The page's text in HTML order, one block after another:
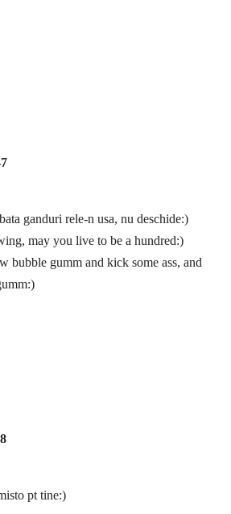
ganduri rele-n usa, nu deschide:)
may you live to be a hundred:)
bubble gumm and kick some ass, and
pt tine:)